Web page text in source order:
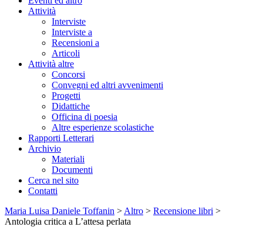
Attività
Interviste
Interviste a
Recensioni a
Articoli
Attività altre
Concorsi
Convegni ed altri avvenimenti
Progetti
Didattiche
Officina di poesia
Altre esperienze scolastiche
Rapporti Letterari
Archivio
Materiali
Documenti
Cerca nel sito
Contatti
Maria Luisa Daniele Toffanin > Altro > Recensione libri >
Antologia critica a L’attesa perlata